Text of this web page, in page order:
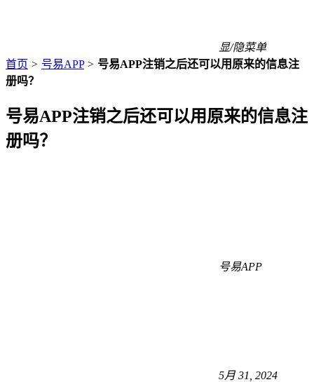
显/隐菜单
首页 > 号易APP > 号易APP注销之后还可以用原来的信息注
册吗？
号易APP注销之后还可以用原来的信息注
册吗？
号易APP
5月 31, 2024